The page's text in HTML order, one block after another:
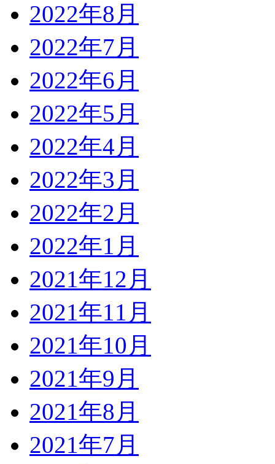
2022年8月
2022年7月
2022年6月
2022年5月
2022年4月
2022年3月
2022年2月
2022年1月
2021年12月
2021年11月
2021年10月
2021年9月
2021年8月
2021年7月